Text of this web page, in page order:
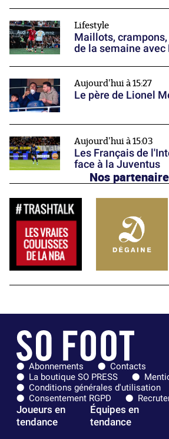
Lifestyle
Maillots, crampons,
de la semaine avec
Aujourd'hui à 15:27
Le père de Lionel
Aujourd'hui à 15:03
Les Français de
face à la Juventus
Nos
Abonnements
Contacts
La boutique SO PRESS
Conditions générales d'utilisation
Consentement RGPD
Joueurs en
tendance
Équipes en
tendance